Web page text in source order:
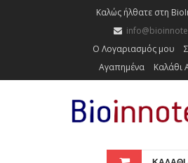
Καλώς ήλθατε στη
Ο Λογαριασμός μου
Αγαπημένα
Καλάθι